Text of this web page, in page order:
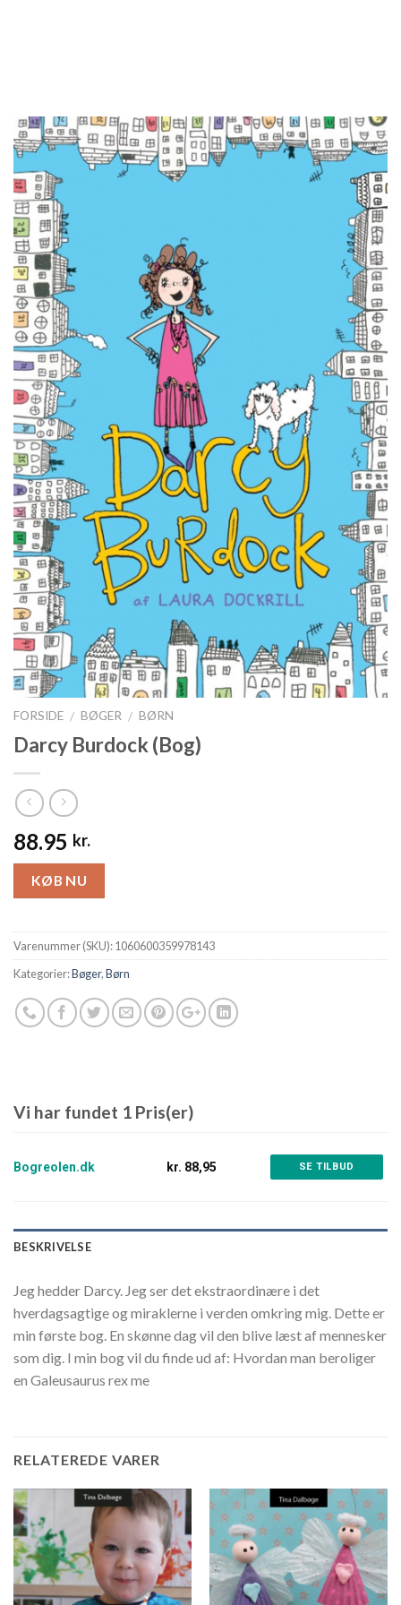
FORSIDE / BØGER / BØRN
Darcy Burdock (Bog)
88.95 kr.
KØB NU
Varenummer (SKU):1060600359978143
Kategorier:Bøger,Børn
Vi har fundet 1 Pris(er)
Bogreolen.dk kr. 88,95 SE TILBUD
BESKRIVELSE
Jeg hedder Darcy. Jeg ser det ekstraordinære i det
hverdagsagtige og miraklerne i verden omkring mig. Dette er
min første bog. En skønne dag vil den blive læst af mennesker
som dig. I min bog vil du finde ud af: Hvordan man beroliger
en Galeusaurus rex me
RELATEREDE VARER